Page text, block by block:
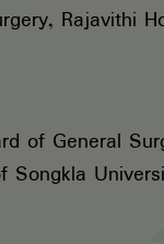
Rajavithi
of General
Songkla